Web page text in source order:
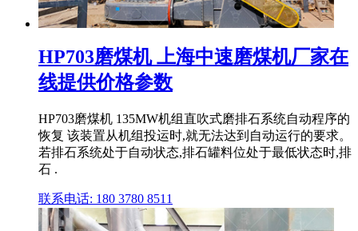
HP703磨煤机 上海中速磨煤机厂家在
线提供价格参数
HP703磨煤机 135MW机组直吹式磨排石系统自动程序的
恢复 该装置从机组投运时,就无法达到自动运行的要求。
若排石系统处于自动状态,排石罐料位处于最低状态时,排
石 .
联系电话: 180 3780 8511